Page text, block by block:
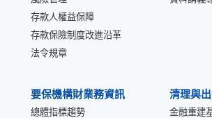
存款人權益保障
存款保險制度改進沿革
法令規章
要保機構財業務資訊
總體指標趨勢
清理與
金融重建